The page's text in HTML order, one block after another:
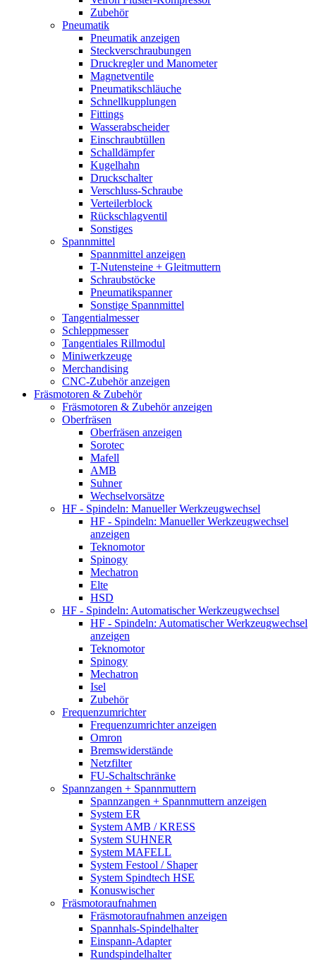
Zubehör
Pneumatik
Pneumatik anzeigen
Steckverschraubungen
Druckregler und Manometer
Magnetventile
Pneumatikschläuche
Schnellkupplungen
Fittings
Wasserabscheider
Einschraubtüllen
Schalldämpfer
Kugelhahn
Druckschalter
Verschluss-Schraube
Verteilerblock
Rückschlagventil
Sonstiges
Spannmittel
Spannmittel anzeigen
T-Nutensteine + Gleitmuttern
Schraubstöcke
Pneumatikspanner
Sonstige Spannmittel
Tangentialmesser
Schleppmesser
Tangentiales Rillmodul
Miniwerkzeuge
Merchandising
CNC-Zubehör anzeigen
Fräsmotoren & Zubehör
Fräsmotoren & Zubehör anzeigen
Oberfräsen
Oberfräsen anzeigen
Sorotec
Mafell
AMB
Suhner
Wechselvorsätze
HF - Spindeln: Manueller Werkzeugwechsel
HF - Spindeln: Manueller Werkzeugwechsel
anzeigen
Teknomotor
Spinogy
Mechatron
Elte
HSD
HF - Spindeln: Automatischer Werkzeugwechsel
HF - Spindeln: Automatischer Werkzeugwechsel
anzeigen
Teknomotor
Spinogy
Mechatron
Isel
Zubehör
Frequenzumrichter
Frequenzumrichter anzeigen
Omron
Bremswiderstände
Netzfilter
FU-Schaltschränke
Spannzangen + Spannmuttern
Spannzangen + Spannmuttern anzeigen
System ER
System AMB / KRESS
System SUHNER
System MAFELL
System Festool / Shaper
System Spindtech HSE
Konuswischer
Fräsmotoraufnahmen
Fräsmotoraufnahmen anzeigen
Spannhals-Spindelhalter
Einspann-Adapter
Rundspindelhalter